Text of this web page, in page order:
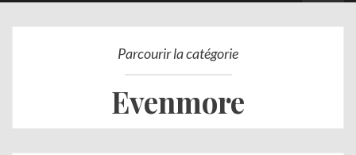
Parcourir la catégorie
Evenmore